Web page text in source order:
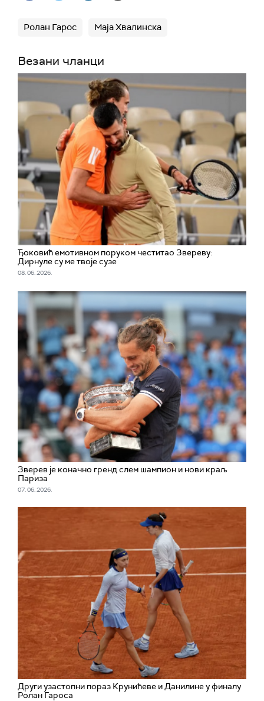
Ролан Гарос Маја Хвалинска
Везани чланци
Ђоковић емотивном поруком честитао Звереву:
Дирнуле су ме твоје сузе
08. 06. 2026.
Зверев је коначно гренд слем шампион и нови краљ
Париза
07. 06. 2026.
Други узастопни пораз Крунићеве и Данилине у финалу
Ролан Гароса